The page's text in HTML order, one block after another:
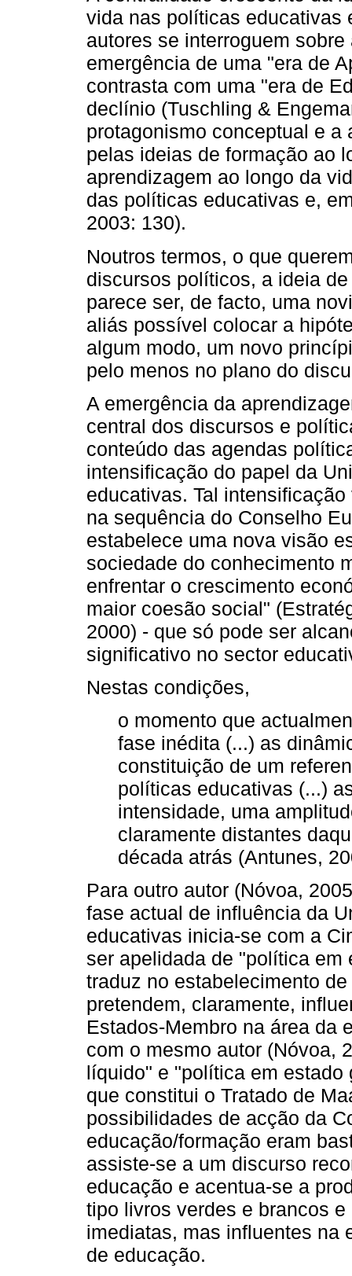
vida nas políticas educativas
autores se interroguem
emergência de uma "era de
contrasta com uma "era de
declínio (Tuschling &
protagonismo conceptual e
pelas ideias de formação ao
aprendizagem ao longo da
das políticas educativas e,
2003: 130).
Noutros termos, o que
discursos políticos, a ideia
parece ser, de facto, uma
aliás possível colocar a
algum modo, um novo
pelo menos no plano do
A emergência da
central dos discursos e
conteúdo das agendas
intensificação do papel da
educativas. Tal
na sequência do Conselho
estabelece uma nova visão
sociedade do conhecimento
enfrentar o crescimento
maior coesão social"
2000) - que só pode ser
significativo no sector
Nestas condições,
o momento que
fase inédita (...) as
constituição de um
políticas educativas (...)
intensidade, uma
claramente distantes
década atrás (Antunes,
Para outro autor (Nóvoa,
fase actual de influência da
educativas inicia-se com a
ser apelidada de "política
traduz no estabelecimento
pretendem, claramente,
Estados-Membro na área da
com o mesmo autor (Nóvoa,
líquido" e "política em
que constitui o Tratado de
possibilidades de acção da
educação/formação eram
assiste-se a um discurso
educação e acentua-se a
tipo livros verdes e brancos
imediatas, mas influentes na
de educação.